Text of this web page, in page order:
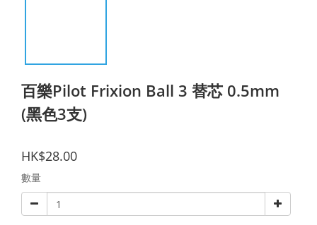
百樂Pilot Frixion Ball 3 替芯 0.5mm
(黑色3支)
HK$28.00
數量